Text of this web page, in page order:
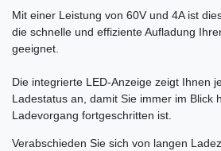
Mit einer Leistung von 60V und 4A ist
die schnelle und effiziente Aufladung
geeignet.
Die integrierte LED-Anzeige zeigt Ihnen
Ladestatus an, damit Sie immer im Blick
Ladevorgang fortgeschritten ist.
Verabschieden Sie sich von langen